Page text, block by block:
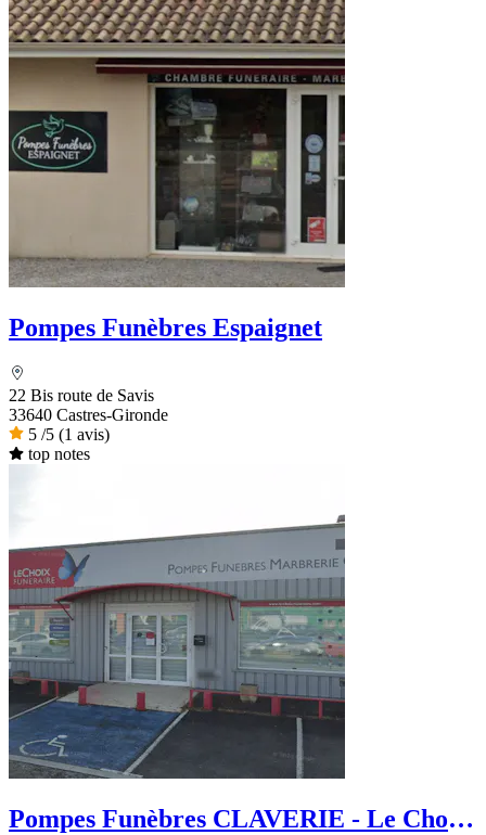
Pompes Funèbres Espaignet
22 Bis route de Savis
33640 Castres-Gironde
5 /5 (1 avis)
top notes
Pompes Funèbres CLAVERIE - Le Choix